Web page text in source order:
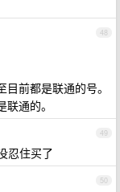
48
前都是联通的号。
通的。
49
忍住买了
50